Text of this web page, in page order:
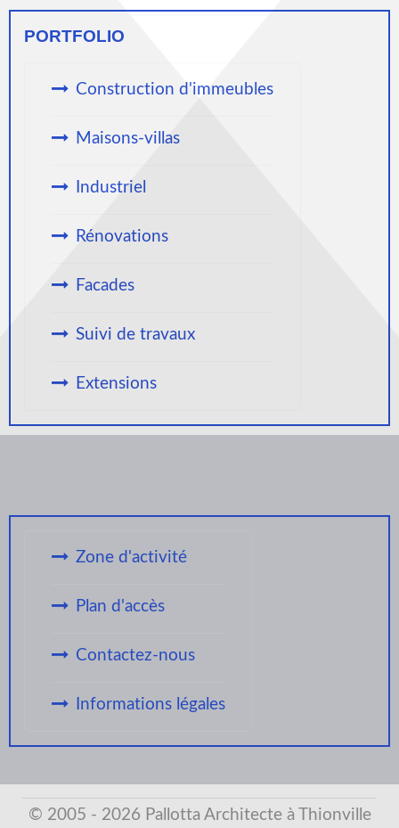
PORTFOLIO
Construction d'immeubles
Maisons-villas
Industriel
Rénovations
Facades
Suivi de travaux
Extensions
Zone d'activité
Plan d'accès
Contactez-nous
Informations légales
© 2005 - 2026 Pallotta Architecte à Thionville